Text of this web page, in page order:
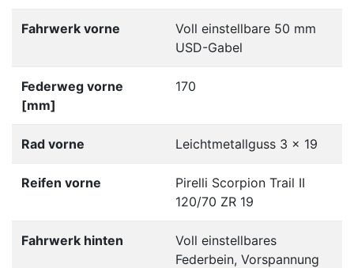
Fahrwerk vorne
Voll einstellbare 50 mm
USD-Gabel
Federweg vorne
[mm]
170
Rad vorne Leichtmetallguss 3 x 19
Reifen vorne
Pirelli Scorpion Trail II
120/70 ZR 19
Fahrwerk hinten
Voll einstellbares
Federbein, Vorspannung